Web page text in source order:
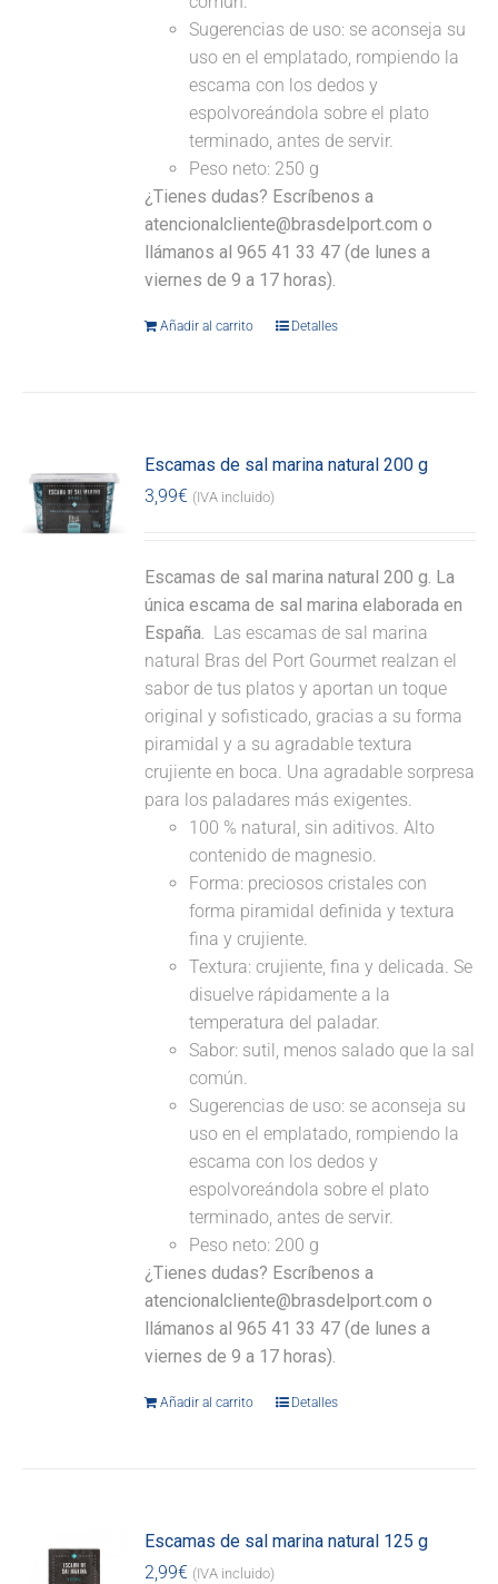
Sugerencias de uso: se aconseja su
uso en el emplatado, rompiendo la
escama con los dedos y
espolvoreándola sobre el plato
terminado, antes de servir.
Peso neto: 250 g
¿Tienes dudas? Escríbenos a
atencionalcliente@brasdelport.com o
llámanos al 965 41 33 47 (de lunes a
viernes de 9 a 17 horas).
Añadir al carrito Detalles
Escamas de sal marina natural 200 g
3,99€ (IVA incluido)
Escamas de sal marina natural 200 g. La
única escama de sal marina elaborada en
España. Las escamas de sal marina
natural Bras del Port Gourmet realzan el
sabor de tus platos y aportan un toque
original y sofisticado, gracias a su forma
piramidal y a su agradable textura
crujiente en boca. Una agradable sorpresa
para los paladares más exigentes.
100 % natural, sin aditivos. Alto
contenido de magnesio.
Forma: preciosos cristales con
forma piramidal definida y textura
fina y crujiente.
Textura: crujiente, fina y delicada. Se
disuelve rápidamente a la
temperatura del paladar.
Sabor: sutil, menos salado que la sal
común.
Sugerencias de uso: se aconseja su
uso en el emplatado, rompiendo la
escama con los dedos y
espolvoreándola sobre el plato
terminado, antes de servir.
Peso neto: 200 g
¿Tienes dudas? Escríbenos a
atencionalcliente@brasdelport.com o
llámanos al 965 41 33 47 (de lunes a
viernes de 9 a 17 horas).
Añadir al carrito Detalles
Escamas de sal marina natural 125 g
2,99€ (IVA incluido)